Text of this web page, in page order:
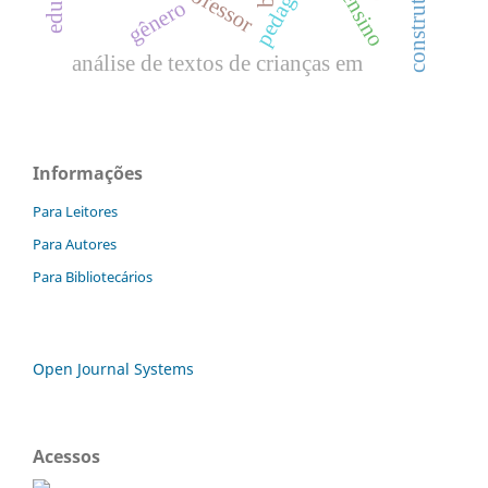
análise de textos de crianças em
gênero
Informações
Para Leitores
Para Autores
Para Bibliotecários
Open Journal Systems
Acessos